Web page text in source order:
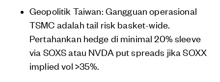
Geopolitik Taiwan: Gangguan operasional
TSMC adalah tail risk basket-wide.
Pertahankan hedge di minimal 20% sleeve
via SOXS atau NVDA put spreads jika SOXX
implied vol >35%.